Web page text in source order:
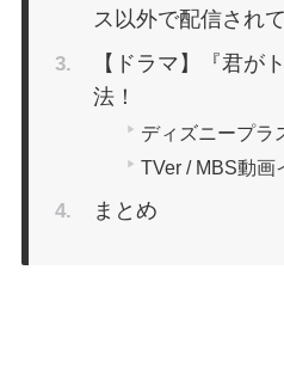
ス以外で配信され
【ドラマ】『君が
法！
ディズニープラ
TVer / MBS動画
まとめ